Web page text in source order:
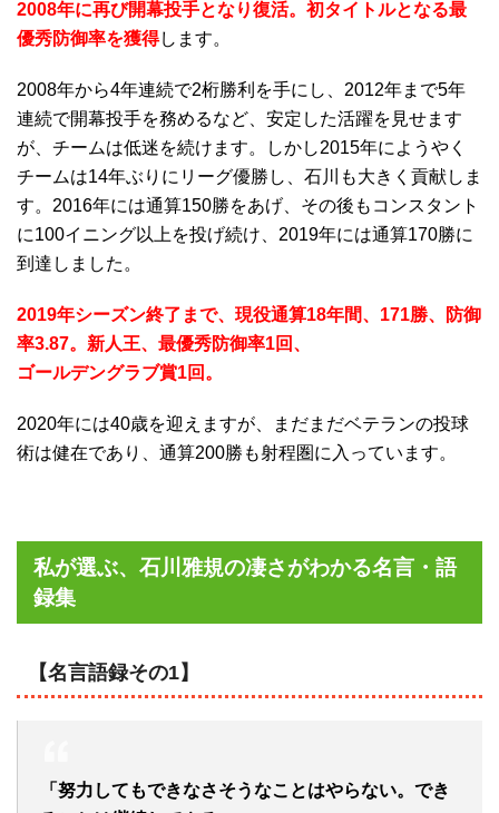
2008年に再び開幕投手となり復活。初タイトルとなる最
優秀防御率を獲得します。
2008年から4年連続で2桁勝利を手にし、2012年まで5年
連続で開幕投手を務めるなど、安定した活躍を見せます
が、チームは低迷を続けます。しかし2015年にようやく
チームは14年ぶりにリーグ優勝し、石川も大きく貢献しま
す。2016年には通算150勝をあげ、その後もコンスタント
に100イニング以上を投げ続け、2019年には通算170勝に
到達しました。
2019年シーズン終了まで、現役通算18年間、171勝、防御
率3.87。新人王、最優秀防御率1回、
ゴールデングラブ賞1回。
2020年には40歳を迎えますが、まだまだベテランの投球
術は健在であり、通算200勝も射程圏に入っています。
私が選ぶ、石川雅規の凄さがわかる名言・語
録集
【名言語録その1】
「努力してもできなさそうなことはやらない。でき